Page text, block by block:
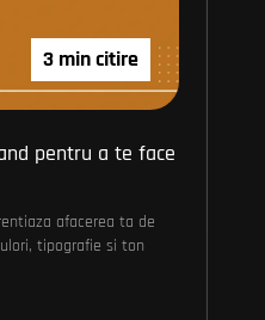
3 min citire
pentru a te face
afacerea ta de
tipografie si ton